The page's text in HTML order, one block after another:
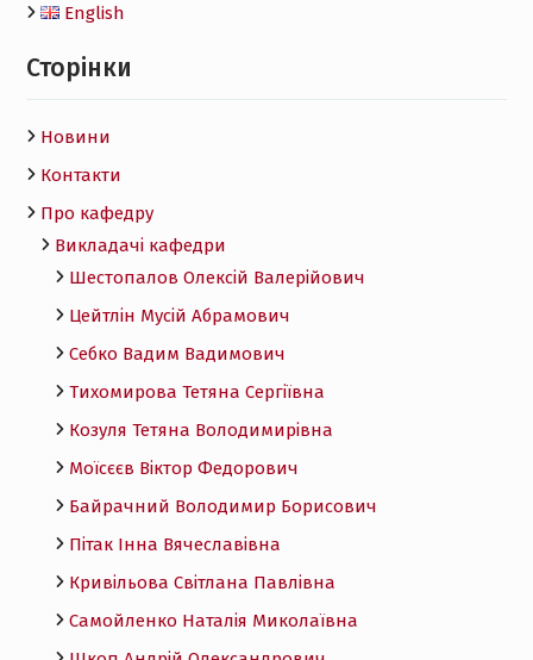
English
Сторінки
Новини
Контакти
Про кафедру
Викладачі кафедри
Шестопалов Олексій Валерійович
Цейтлін Мусій Абрамович
Себко Вадим Вадимович
Тихомирова Тетяна Сергіївна
Козуля Тетяна Володимирівна
Моїсєєв Віктор Федорович
Байрачний Володимир Борисович
Пітак Інна Вячеславівна
Кривільова Світлана Павлівна
Самойленко Наталія Миколаївна